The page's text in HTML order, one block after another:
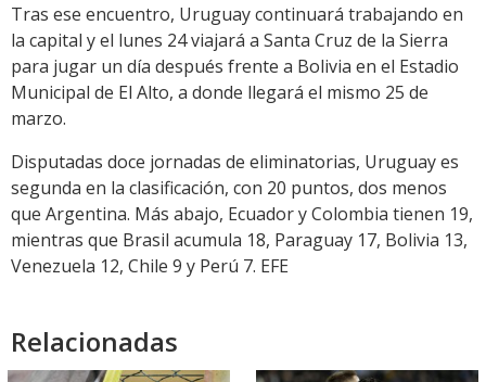
Tras ese encuentro, Uruguay continuará trabajando en
la capital y el lunes 24 viajará a Santa Cruz de la Sierra
para jugar un día después frente a Bolivia en el Estadio
Municipal de El Alto, a donde llegará el mismo 25 de
marzo.
Disputadas doce jornadas de eliminatorias, Uruguay es
segunda en la clasificación, con 20 puntos, dos menos
que Argentina. Más abajo, Ecuador y Colombia tienen 19,
mientras que Brasil acumula 18, Paraguay 17, Bolivia 13,
Venezuela 12, Chile 9 y Perú 7. EFE
Relacionadas